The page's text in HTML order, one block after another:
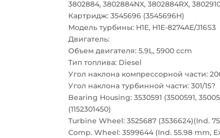
3802884, 3802884NX, 3802884RX,
Картридж: 3545696 (3545696H)
Модель турбины: H1E, H1E-8274AE/J16S3
Двигатель:
Объем двигателя: 5.9L, 5900 ccm
Тип топлива: Diesel
Угол наклона компрессорной части:
Угол наклона турбинной части: 301/15?
Bearing Housing: 3530591 (3500591,
(1152301450)
Turbine Wheel: 3525687 (3536624)(Ind.
Comp. Wheel: 3599644 (Ind. 55.98 mm,